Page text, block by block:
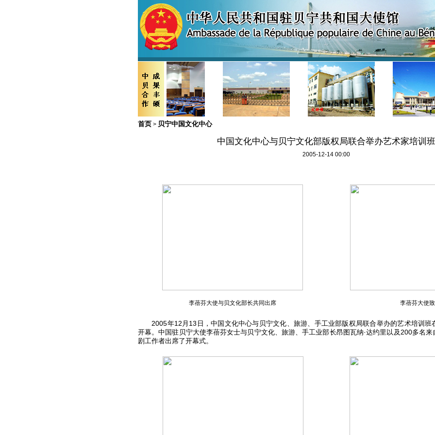
首页 > 贝宁中国文化中心
中国文化中心与贝宁文化部版权局联合举办艺术家培训班
2005-12-14 00:00
李蓓芬大使与贝文化部长共同出席 李蓓芬大使
2005年12月13日，中国文化中心与贝宁文化、旅游、手工业部版权局联合举办的艺术培训班
开幕。中国驻贝宁大使李蓓芬女士与贝宁文化、旅游、手工业部长昂图瓦纳·达约里以及200多名
剧工作者出席了开幕式。